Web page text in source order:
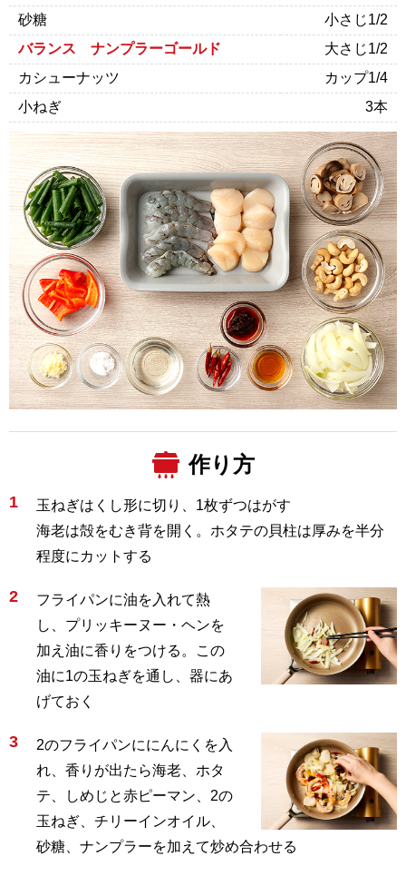
砂糖
小さじ1/2
バランス ナンプラーゴールド
大さじ1/2
カシューナッツ
カップ1/4
小ねぎ
3本
作り方
1
玉ねぎはくし形に切り、1枚ずつはがす
海老は殻をむき背を開く。ホタテの貝柱は厚みを半分
程度にカットする
2
フライパンに油を入れて熱
し、プリッキーヌー・ヘンを
加え油に香りをつける。この
油に1の玉ねぎを通し、器にあ
げておく
3
2のフライパンににんにくを入
れ、香りが出たら海老、ホタ
テ、しめじと赤ピーマン、2の
玉ねぎ、チリーインオイル、
砂糖、ナンプラーを加えて炒め合わせる